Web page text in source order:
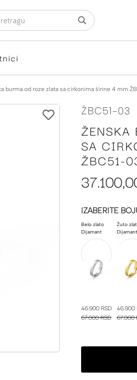
burma od roze zlata sa cirkonima širine 4 mm
ŽENSKA
SA
ŽBC51-
ŽBC51-03
IZABERITE
Belo zlato
Dijamant
46.900 RSD
67.000 RSD
Žuto
Dijamant
46.900
67.000